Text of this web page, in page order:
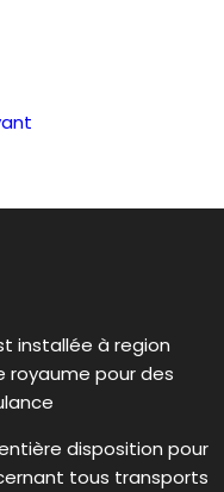
installée à region
pour des
disposition pour
tous transports